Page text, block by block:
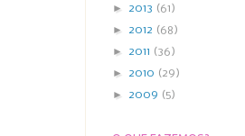
► 2013 (61)
► 2012 (68)
► 2011 (36)
► 2010 (29)
► 2009 (5)